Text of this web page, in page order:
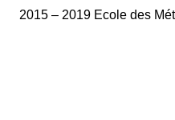
2015 – 2019 Ecole des